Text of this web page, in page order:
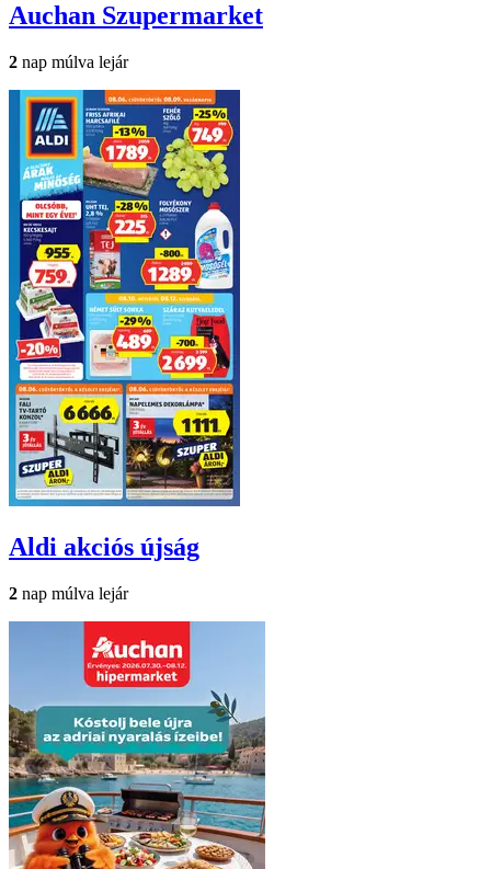
Auchan Szupermarket
2 nap múlva lejár
Aldi akciós újság
2 nap múlva lejár